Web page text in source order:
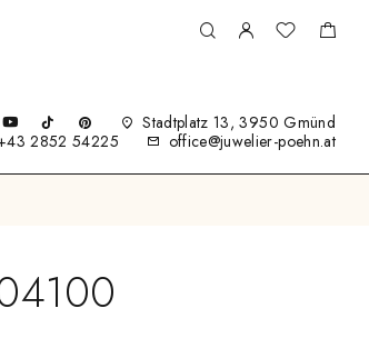
Stadtplatz 13, 3950 Gmünd
2852 54225
office@juwelier-poehn.at